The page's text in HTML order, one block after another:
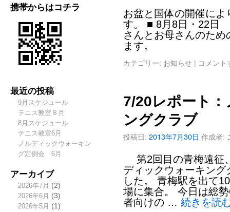
携帯からはコチラ
最近の投稿
9月スケジュール
テニス教室８月
8月スケジュール
テニス教室6月
ノルディックウォーキン
グ定例会 6月
アーカイブ
2026年7月 (2)
2026年6月 (3)
2026年5月 (1)
お盆と国体の開催に
す。 ■ 8月8日・22
さんとお母さんのた
ます。
カテゴリー: お知らせ | コメント
7/20レポート
ングクラブ
投稿日: 2013年7月30日 作成者:
第2回目の青梅遠征
ディックウォーキン
した。 青梅駅を出て
場に集合。 今日は総
者向けの … 続きを読